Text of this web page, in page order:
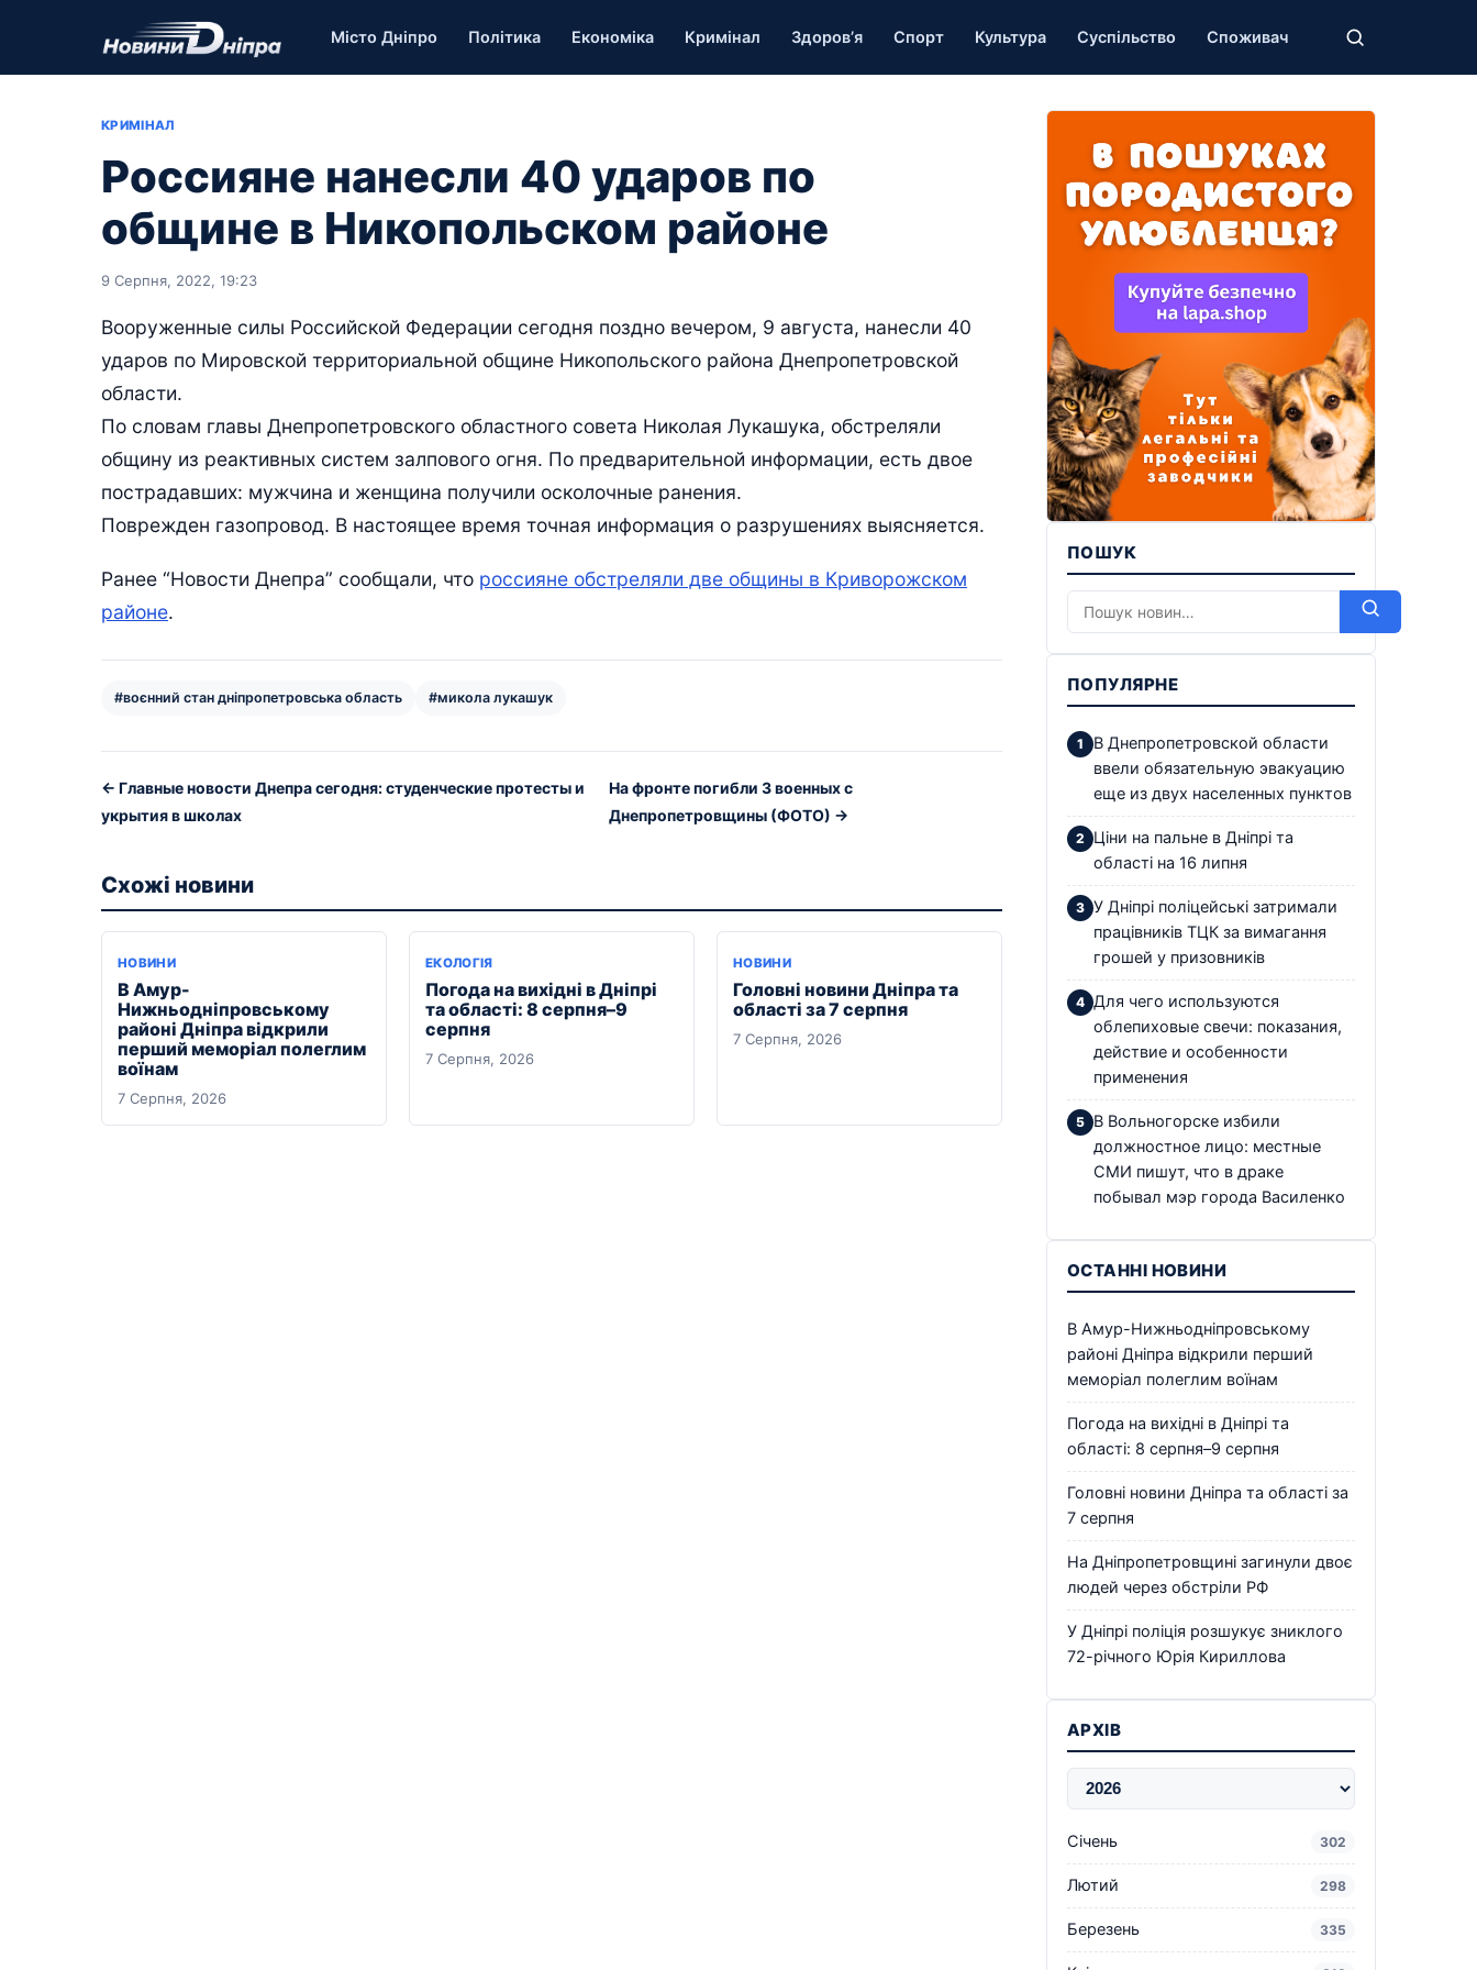
Місто Дніпро Політика Економіка Кримінал Здоров’я Спорт Культура Суспільство Споживач
КРИМІНАЛ
Россияне нанесли 40 ударов по
общине в Никопольском районе
9 Серпня, 2022, 19:23
Вооруженные силы Российской Федерации сегодня поздно вечером, 9 августа, нанесли 40
ударов по Мировской территориальной общине Никопольского района Днепропетровской
области.
По словам главы Днепропетровского областного совета Николая Лукашука, обстреляли
общину из реактивных систем залпового огня. По предварительной информации, есть двое
пострадавших: мужчина и женщина получили осколочные ранения.
Поврежден газопровод. В настоящее время точная информация о разрушениях выясняется.
Ранее “Новости Днепра” сообщали, что россияне обстреляли две общины в Криворожском
районе.
#воєнний стан дніпропетровська область #микола лукашук
← Главные новости Днепра сегодня: студенческие протесты и
укрытия в школах
На фронте погибли 3 военных с
Днепропетровщины (ФОТО) →
Схожі новини
НОВИНИ
В Амур-
Нижньодніпровському
районі Дніпра відкрили
перший меморіал полеглим
воїнам
7 Серпня, 2026
ЕКОЛОГІЯ
Погода на вихідні в Дніпрі
та області: 8 серпня–9
серпня
7 Серпня, 2026
НОВИНИ
Головні новини Дніпра та
області за 7 серпня
7 Серпня, 2026
ПОШУК
ПОПУЛЯРНЕ
В Днепропетровской области
ввели обязательную эвакуацию
еще из двух населенных пунктов
Ціни на пальне в Дніпрі та
області на 16 липня
У Дніпрі поліцейські затримали
працівників ТЦК за вимагання
грошей у призовників
Для чего используются
облепиховые свечи: показания,
действие и особенности
применения
В Вольногорске избили
должностное лицо: местные
СМИ пишут, что в драке
побывал мэр города Василенко
ОСТАННІ НОВИНИ
В Амур-Нижньодніпровському
районі Дніпра відкрили перший
меморіал полеглим воїнам
Погода на вихідні в Дніпрі та
області: 8 серпня–9 серпня
Головні новини Дніпра та області за
7 серпня
На Дніпропетровщині загинули двоє
людей через обстріли РФ
У Дніпрі поліція розшукує зниклого
72-річного Юрія Кириллова
АРХІВ
Січень 302
Лютий 298
Березень 335